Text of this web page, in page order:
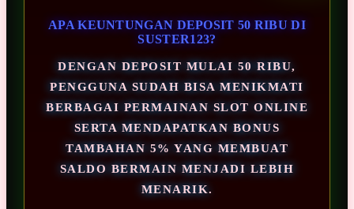
APA KEUNTUNGAN DEPOSIT 50 RIBU DI
SUSTER123?
DENGAN DEPOSIT MULAI 50 RIBU,
PENGGUNA SUDAH BISA MENIKMATI
BERBAGAI PERMAINAN SLOT ONLINE
SERTA MENDAPATKAN BONUS
TAMBAHAN 5% YANG MEMBUAT
SALDO BERMAIN MENJADI LEBIH
MENARIK.